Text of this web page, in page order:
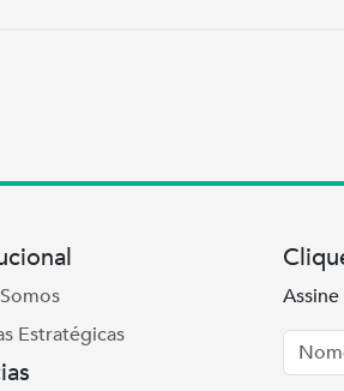
Estratégicas
Nome
Email